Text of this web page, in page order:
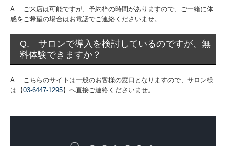
A. ご来店は可能ですが、予約枠の時間がありますので、ご一緒に体
感をご希望の場合はお電話でご連絡くださいませ。
Q. サロンで導入を検討しているのですが、無
料体験できますか？
A. こちらのサイトは一般のお客様の窓口となりますので、サロン様
は【03-6447-1295】へ直接ご連絡くださいませ。